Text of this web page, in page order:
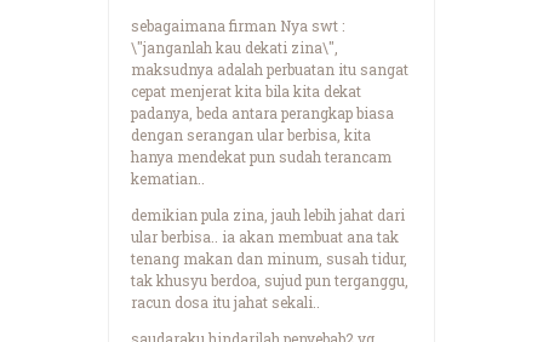
sebagaimana firman Nya swt :
\"janganlah kau dekati zina\",
maksudnya adalah perbuatan itu sangat
cepat menjerat kita bila kita dekat
padanya, beda antara perangkap biasa
dengan serangan ular berbisa, kita
hanya mendekat pun sudah terancam
kematian..
demikian pula zina, jauh lebih jahat dari
ular berbisa.. ia akan membuat ana tak
tenang makan dan minum, susah tidur,
tak khusyu berdoa, sujud pun terganggu,
racun dosa itu jahat sekali..
saudaraku hindarilah penyebab2 yg